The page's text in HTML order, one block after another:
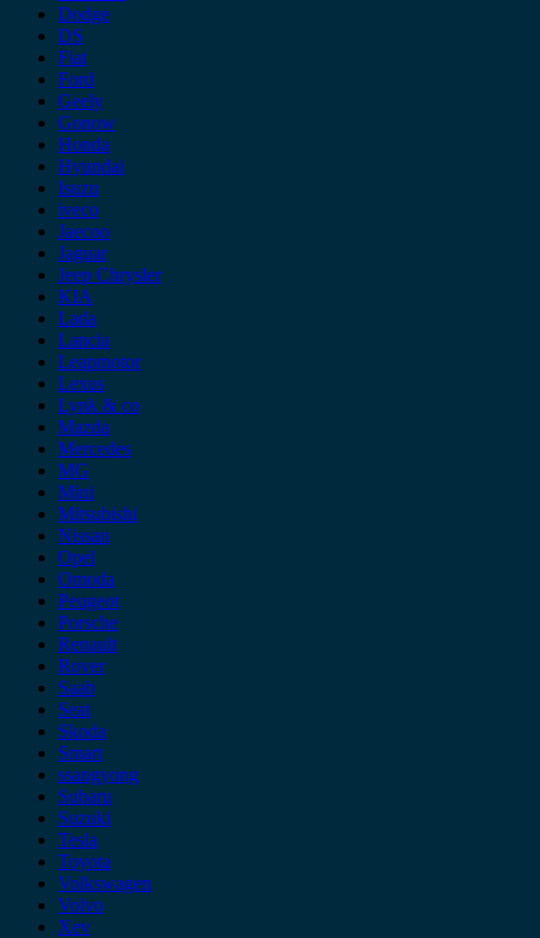
Dodge
DS
Fiat
Ford
Geely
Gonow
Honda
Hyundai
Isuzu
iveco
Jaecoo
Jaguar
Jeep Chrysler
KIA
Lada
Lancia
Leapmotor
Lexus
Lynk & co
Mazda
Mercedes
MG
Mini
Mitsubishi
Nissan
Opel
Omoda
Peugeot
Porsche
Renault
Rover
Saab
Seat
Skoda
Smart
ssangyong
Subaru
Suzuki
Tesla
Toyota
Volkswagen
Volvo
Xev